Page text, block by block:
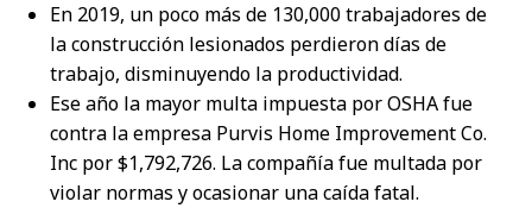
En 2019, un poco más de 130,000 trabajadores de
la construcción lesionados perdieron días de
trabajo, disminuyendo la productividad.
Ese año la mayor multa impuesta por OSHA fue
contra la empresa Purvis Home Improvement Co.
Inc por $1,792,726. La compañía fue multada por
violar normas y ocasionar una caída fatal.